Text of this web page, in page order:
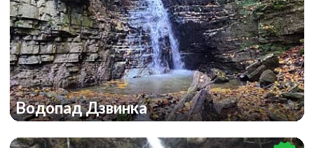
Водопад Дзвинка